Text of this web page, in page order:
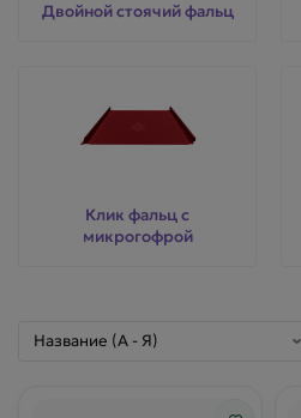
Двойной стоячий фальц
Клик фальц с
микрогофрой